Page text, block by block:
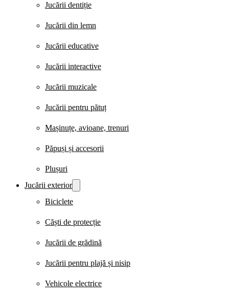
Jucării dentiție
Jucării din lemn
Jucării educative
Jucării interactive
Jucării muzicale
Jucării pentru pătuț
Mașinuțe, avioane, trenuri
Păpuși și accesorii
Plușuri
Jucării exterior
Biciclete
Căști de protecție
Jucării de grădină
Jucării pentru plajă și nisip
Vehicole electrice